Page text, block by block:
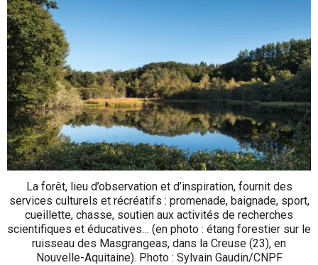
La forêt, lieu d’observation et d’inspiration, fournit des
services culturels et récréatifs : promenade, baignade, sport,
cueillette, chasse, soutien aux activités de recherches
scientifiques et éducatives… (en photo : étang forestier sur le
ruisseau des Masgrangeas, dans la Creuse (23), en
Nouvelle-Aquitaine). Photo : Sylvain Gaudin/CNPF